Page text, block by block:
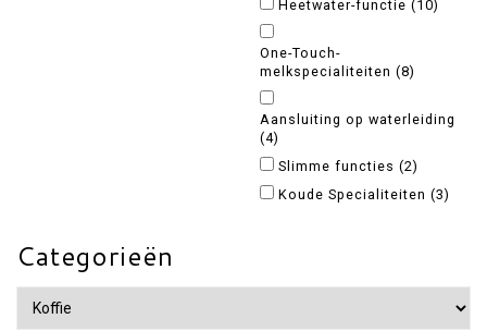
Heetwater-functie (10)
One-Touch-
melkspecialiteiten (8)
Aansluiting op waterleiding
(4)
Slimme functies (2)
Koude Specialiteiten (3)
Categorieën